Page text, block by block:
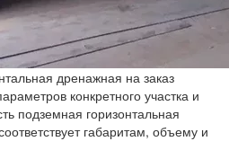
дренажная на заказ
конкретного участка и
подземная горизонтальная
габаритам, объему и